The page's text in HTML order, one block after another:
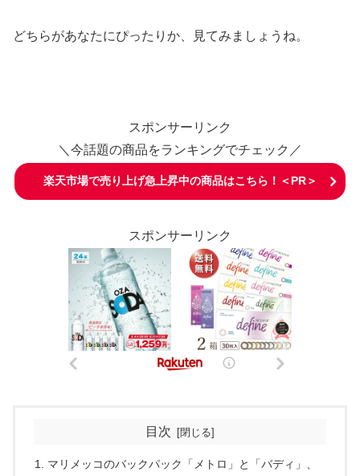
どちらがあなたにぴったりか、見てみましょうね。
スポンサーリンク
＼今話題の商品をランキングでチェック／
楽天市場で売り上げ急上昇中の商品はこちら！＜PR＞
スポンサーリンク
目次
マリメッコのバックパック「メトロ」と「バディ」、